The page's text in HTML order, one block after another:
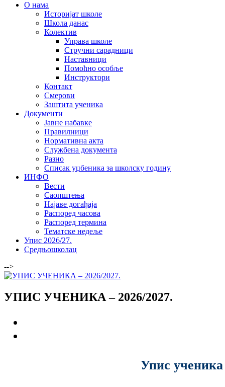
О нама
Историјат школе
Школа данас
Колектив
Управа школе
Стручни сарадници
Наставници
Помоћно особље
Инструктори
Контакт
Смерови
Заштита ученика
Документи
Јавне набавке
Правилници
Нормативна акта
Службена документа
Разно
Списак уџбеника за школску годину
ИНФО
Вести
Саопштења
Најаве догађаја
Распоред часова
Распоред термина
Тематске недеље
Упис 2026/27.
Средњошколац
-->
УПИС УЧЕНИКА – 2026/2027.
Упис